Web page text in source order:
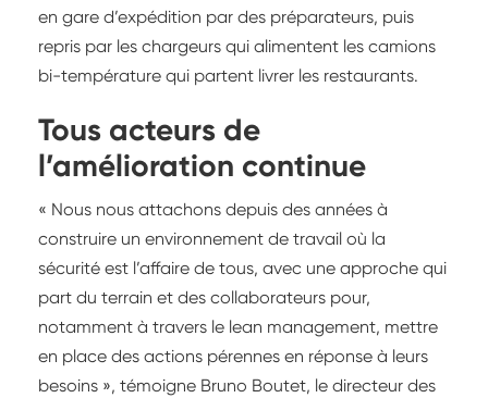
en gare d’expédition par des préparateurs, puis
repris par les chargeurs qui alimentent les camions
bi-température qui partent livrer les restaurants.
Tous acteurs de
l’amélioration continue
« Nous nous attachons depuis des années à
construire un environnement de travail où la
sécurité est l’affaire de tous, avec une approche qui
part du terrain et des collaborateurs pour,
notamment à travers le lean management, mettre
en place des actions pérennes en réponse à leurs
besoins », témoigne Bruno Boutet, le directeur des